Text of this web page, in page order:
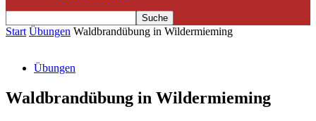
Start Übungen Waldbrandübung in Wildermieming
Übungen
Waldbrandübung in Wildermieming